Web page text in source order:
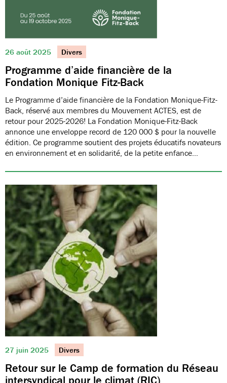
26 août 2025 Divers
Programme d’aide financière de la
Fondation Monique Fitz-Back
Le Programme d’aide financière de la Fondation Monique-Fitz-
Back, réservé aux membres du Mouvement ACTES, est de
retour pour 2025-2026! La Fondation Monique-Fitz-Back
annonce une enveloppe record de 120 000 $ pour la nouvelle
édition. Ce programme soutient des projets éducatifs novateurs
en environnement et en solidarité, de la petite enfance…
27 juin 2025 Divers
Retour sur le Camp de formation du Réseau
intersyndical pour le climat (RIC)